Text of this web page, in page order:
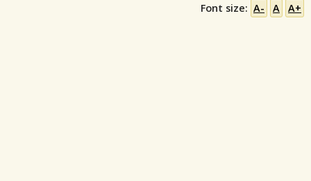
Font size: A- A A+